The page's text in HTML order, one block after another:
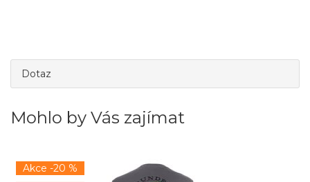
Dotaz
Mohlo by Vás zajímat
Akce -20 %